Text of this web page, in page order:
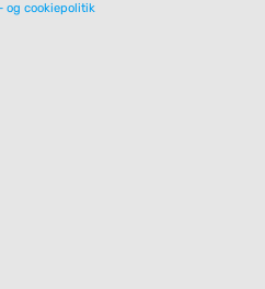
og cookiepolitik